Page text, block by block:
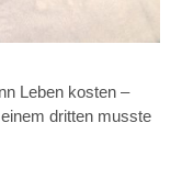
Leben kosten –
dritten musste